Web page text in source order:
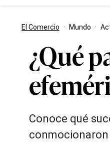
El Comercio · Mundo ·
¿Qué
Conoce qué